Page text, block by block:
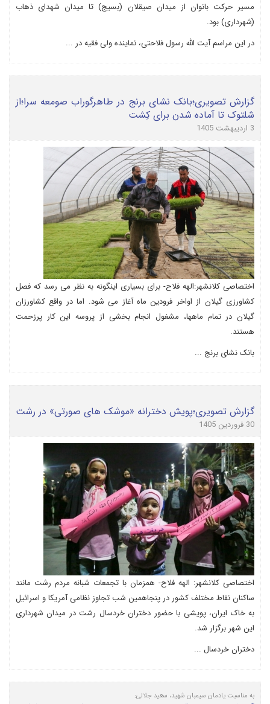
مسیر حرکت بانوان از میدان صیقلان (بسیج) تا میدان شهدای ذهاب
(شهرداری) بود.
در این مراسم آیت الله رسول فلاحتی، نماینده ولی فقیه در ...
گزارش تصویری؛بانک نشای برنج در طاهرگوراب صومعه سرا؛از
شلتوک تا آماده شدن برای کِشت
3 اردیبهشت 1405
اختصاصی کلانشهر:الهه فلاح- برای بسیاری اینگونه به نظر می رسد که فصل
کشاورزی گیلان از اواخر فرودین ماه آغاز می شود. اما در واقع کشاورزان
گیلان در تمام ماهها، مشغول انجام بخشی از پروسه این کار پرزحمت
هستند.
بانک نشای برنج ...
گزارش تصویری؛پویش دخترانه «موشک های صورتی» در رشت
30 فروردین 1405
اختصاصی کلانشهر: الهه فلاح- همزمان با تجمعات شبانه مردم رشت مانند
ساکنان نقاط مختلف کشور در پنجاهمین شب تجاوز نظامی آمریکا و اسرائیل
به خاک ایران، پویشی با حضور دختران خردسال رشت در میدان شهرداری
این شهر برگزار شد.
دختران خردسال ...
به مناسبت یادمان سیمبان شهید، سعید جلالی: